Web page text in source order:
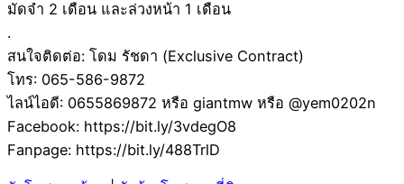
มัดจำ 2 เดือน และล่วงหน้า 1 เดือน
.
สนใจติดต่อ: โดม รัชดา (Exclusive Contract)
โทร: 065-586-9872
ไลน์ไอดี: 0655869872 หรือ giantmw หรือ @yem0202n
Facebook: https://bit.ly/3vdegO8
Fanpage: https://bit.ly/488TrlD